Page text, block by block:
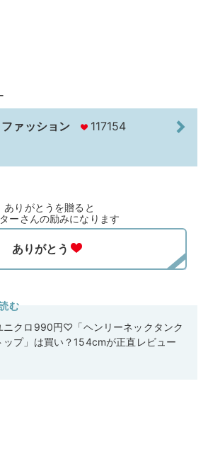
ァッション 117154
ありがとうを贈ると
ーさんの励みになります
む
ニクロ990円♡「ヘンリーネックタンク
ップ」は買い？154cmが正直レビュー